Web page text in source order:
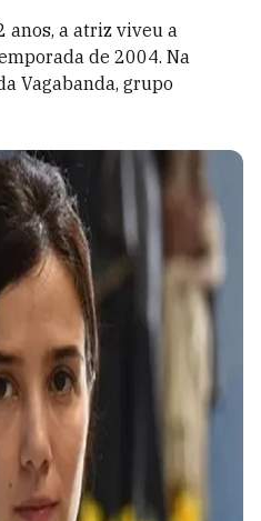
anos, a atriz viveu a
de 2004. Na
Vagabanda, grupo